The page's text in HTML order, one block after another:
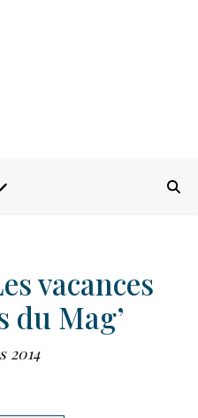
vacances
du Mag’
2014